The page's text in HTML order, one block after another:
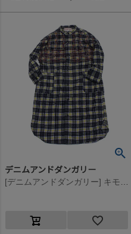
デニムアンドダンガリー